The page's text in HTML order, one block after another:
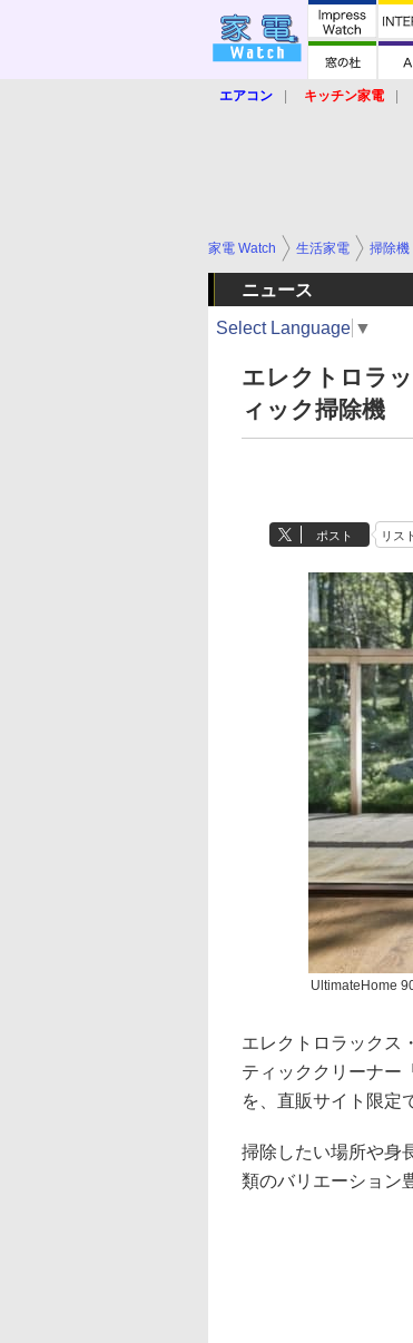
エアコン キッチン家電
家電 Watch 生活家電 掃除機
ニュース
Select Language ▼
エレクトロラ
ィック掃除機
ポスト リス
UltimateHome
エレクトロラックス
ティッククリーナー
を、直販サイト限定
掃除したい場所や身
類のバリエーション